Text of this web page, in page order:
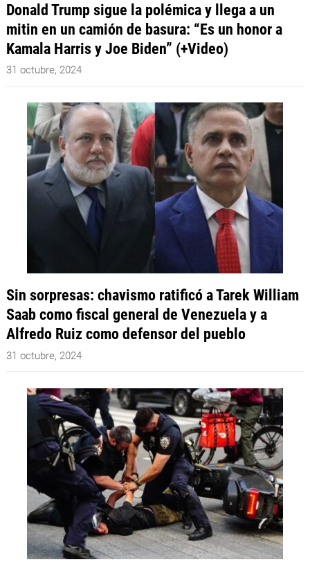
Donald Trump sigue la polémica y llega a un
mitin en un camión de basura: “Es un honor a
Kamala Harris y Joe Biden” (+Video)
31 octubre, 2024
Sin sorpresas: chavismo ratificó a Tarek William
Saab como fiscal general de Venezuela y a
Alfredo Ruiz como defensor del pueblo
31 octubre, 2024